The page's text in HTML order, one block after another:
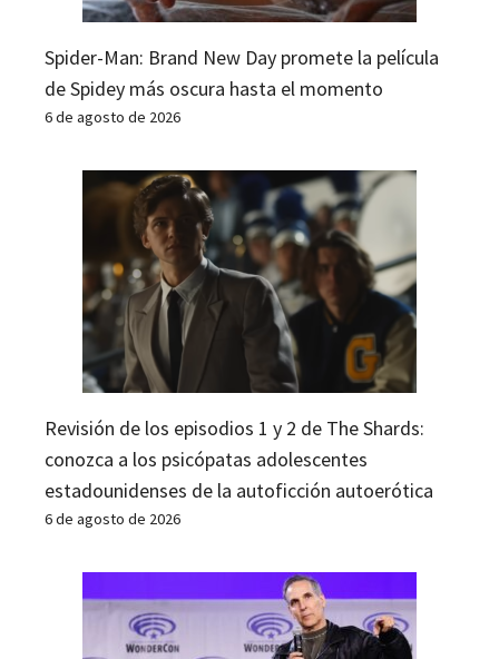
Spider-Man: Brand New Day promete la película
de Spidey más oscura hasta el momento
6 de agosto de 2026
Revisión de los episodios 1 y 2 de The Shards:
conozca a los psicópatas adolescentes
estadounidenses de la autoficción autoerótica
6 de agosto de 2026